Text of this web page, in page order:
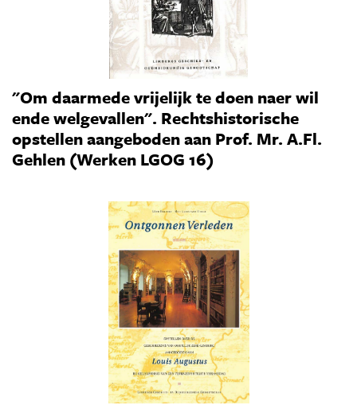
"Om daarmede vrijelijk te doen naer wil
ende welgevallen". Rechtshistorische
opstellen aangeboden aan Prof. Mr. A.Fl.
Gehlen (Werken LGOG 16)